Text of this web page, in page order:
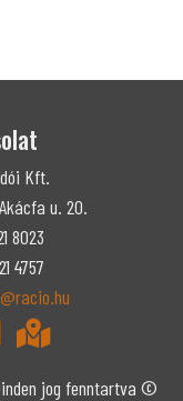
Kft.
u. 20.
8023
4757
jog fenntartva ©